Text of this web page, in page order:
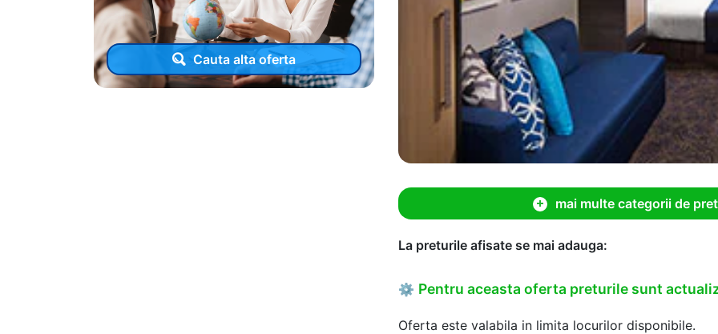
Cauta alta oferta
mai multe categorii de pret
La preturile afisate se mai adauga:
⚙ Pentru aceasta oferta preturile sunt
Oferta este valabila in limita locurilor disponibile.